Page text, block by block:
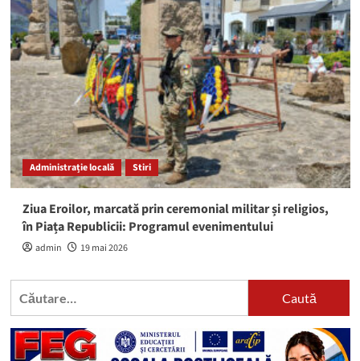
Administrație locală Stiri
Ziua Eroilor, marcată prin ceremonial militar și religios,
în Piața Republicii: Programul evenimentului
admin 19 mai 2026
Caută